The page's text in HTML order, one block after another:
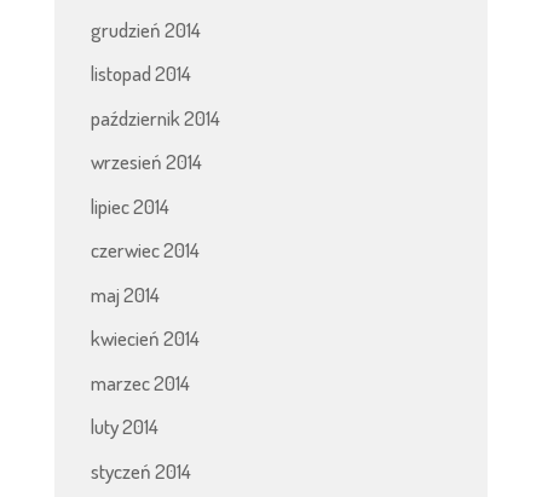
grudzień 2014
listopad 2014
październik 2014
wrzesień 2014
lipiec 2014
czerwiec 2014
maj 2014
kwiecień 2014
marzec 2014
luty 2014
styczeń 2014